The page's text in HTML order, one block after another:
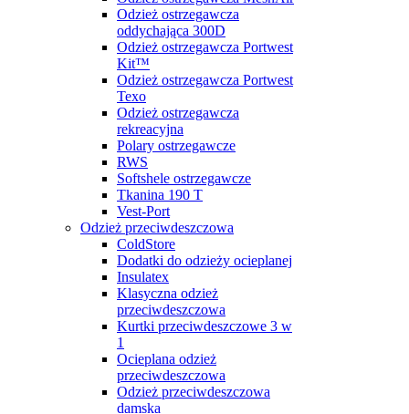
Odzież ostrzegawcza
oddychająca 300D
Odzież ostrzegawcza Portwest
Kit™
Odzież ostrzegawcza Portwest
Texo
Odzież ostrzegawcza
rekreacyjna
Polary ostrzegawcze
RWS
Softshele ostrzegawcze
Tkanina 190 T
Vest-Port
Odzież przeciwdeszczowa
ColdStore
Dodatki do odzieży ocieplanej
Insulatex
Klasyczna odzież
przeciwdeszczowa
Kurtki przeciwdeszczowe 3 w
1
Ocieplana odzież
przeciwdeszczowa
Odzież przeciwdeszczowa
damska